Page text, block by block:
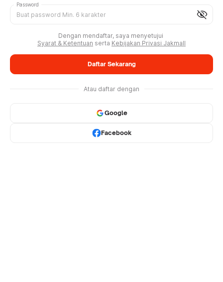
visibility_off
Password
Dengan mendaftar, saya menyetujui
Syarat & Ketentuan serta Kebijakan Privasi Jakmall
Daftar Sekarang
Atau daftar dengan
Google
Facebook